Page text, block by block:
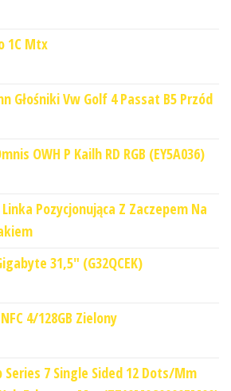
1C Mtx
Głośniki Vw Golf 4 Passat B5 Przód
OWH P Kailh RD RGB (EY5A036)
Pozycjonująca Z Zaczepem Na
31,5" (G32QCEK)
4/128GB Zielony
Series 7 Single Sided 12 Dots/Mm